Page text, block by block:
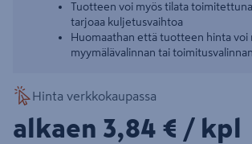
Tuotteen voi myös tilata
tarjoaa kuljetusvaihtoa
Huomaathan että tuotteen hinta voi
myymälävalinnan tai
Hinta verkkokaupassa
alkaen 3,84€/kpl
3,84 € / kpl